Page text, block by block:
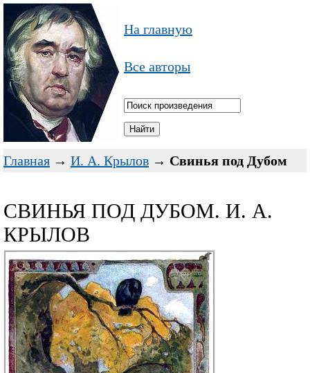
На главную
Все авторы
Главная → И. А. Крылов → Свинья под Дубом
СВИНЬЯ ПОД ДУБОМ. И. А.
КРЫЛОВ